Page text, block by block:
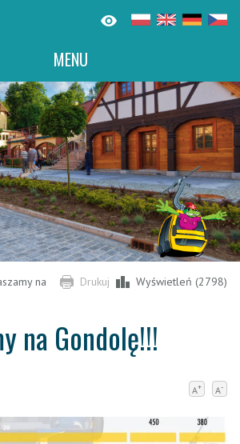
MENU
Drukuj Wyświetleń (2798)
na
na Gondolę!!!
A+ A-